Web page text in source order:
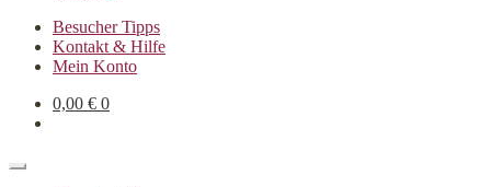
Besucher Tipps
Kontakt & Hilfe
Mein Konto
0,00 € 0